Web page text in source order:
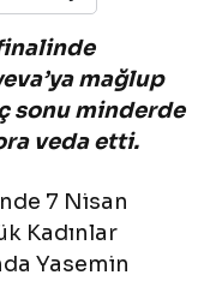
mağlup
sonu minderde
veda etti.
7 Nisan
Kadınlar
Yasemin